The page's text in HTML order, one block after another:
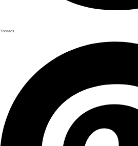
Threads